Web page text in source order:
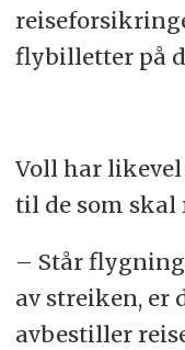
flybilletter på
Voll har
til de som skal
– Står
av streiken, er
avbestiller